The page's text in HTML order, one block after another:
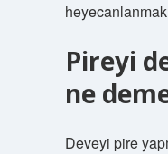
Pireyi
ne
Deveyi pire